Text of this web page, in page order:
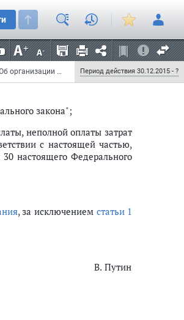
Федеральный закон от 30 декабря 2015 г. N 432-ФЗ "О внесении изменений в статью 25 Закона Российской Федерации "Об организации страхового дела в Российской Федерации" и Федеральный закон "Об обязательном медицинском страховании в Российской Федерации" Период действия 30.12.2015 - ?
закона";
неполной оплаты затрат
с настоящей частью,
настоящего Федерального
, за исключением статьи 1
В. Путин